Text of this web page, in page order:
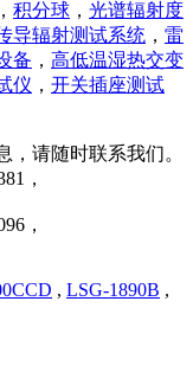
， 积分球 ， 光谱辐射度
导辐射测试系统 ， 雷
备 ， 高低温湿热交变
仪 ， 开关插座测试
请随时联系我们。
，
，
, LSG-1890B ,